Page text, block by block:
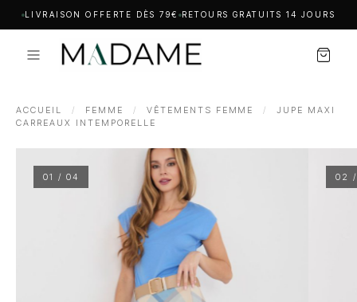
LIVRAISON OFFERTE DÈS 79€ RETOURS GRATUITS 14 JOURS
ACCUEIL / FEMME / VÊTEMENTS FEMME /
JUPE MAXI
CARREAUX INTEMPORELLE
01 / 04 02